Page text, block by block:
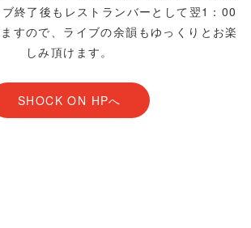
終了後もレストランバーとして 翌1：00
すので、ライブの余韻もゆっくりとお楽
しみ頂けます。
SHOCK ON HPへ